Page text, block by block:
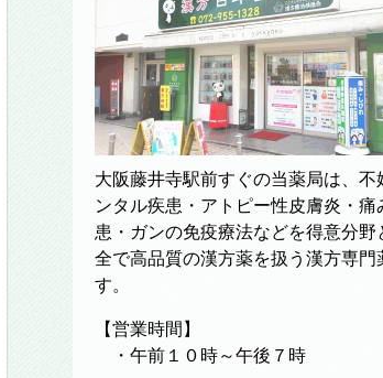
大阪藤井寺駅前すぐの当薬局は、不
ンタル疾患・アトピー性皮膚炎・痛
患・ガンの免疫療法などを得意分野
全で高品質の漢方薬を扱う漢方専門
す。
【営業時間】
・午前１０時～午後７時